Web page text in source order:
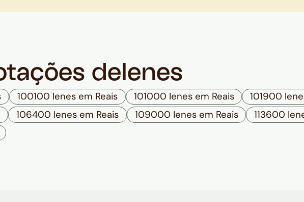
de Ienes
100100 Ienes em Reais 101000 Ienes em Reais 101900
106400 Ienes em Reais 109000 Ienes em Reais 113600